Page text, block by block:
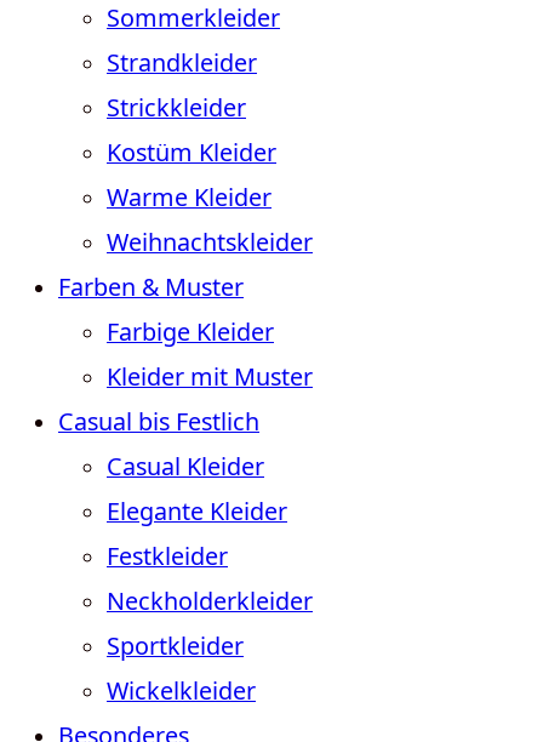
Sommerkleider
Strandkleider
Strickkleider
Kostüm Kleider
Warme Kleider
Weihnachtskleider
Farben & Muster
Farbige Kleider
Kleider mit Muster
Casual bis Festlich
Casual Kleider
Elegante Kleider
Festkleider
Neckholderkleider
Sportkleider
Wickelkleider
Besonderes